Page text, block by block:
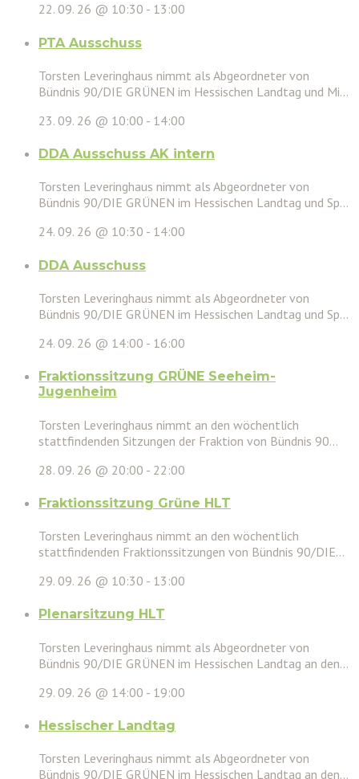
22. 09. 26 @ 10:30 - 13:00
PTA Ausschuss
Torsten Leveringhaus nimmt als Abgeordneter von
Bündnis 90/DIE GRÜNEN im Hessischen Landtag und Mi...
23. 09. 26 @ 10:00 - 14:00
DDA Ausschuss AK intern
Torsten Leveringhaus nimmt als Abgeordneter von
Bündnis 90/DIE GRÜNEN im Hessischen Landtag und Sp...
24. 09. 26 @ 10:30 - 14:00
DDA Ausschuss
Torsten Leveringhaus nimmt als Abgeordneter von
Bündnis 90/DIE GRÜNEN im Hessischen Landtag und Sp...
24. 09. 26 @ 14:00 - 16:00
Fraktionssitzung GRÜNE Seeheim-
Jugenheim
Torsten Leveringhaus nimmt an den wöchentlich
stattfindenden Sitzungen der Fraktion von Bündnis 90...
28. 09. 26 @ 20:00 - 22:00
Fraktionssitzung Grüne HLT
Torsten Leveringhaus nimmt an den wöchentlich
stattfindenden Fraktionssitzungen von Bündnis 90/DIE...
29. 09. 26 @ 10:30 - 13:00
Plenarsitzung HLT
Torsten Leveringhaus nimmt als Abgeordneter von
Bündnis 90/DIE GRÜNEN im Hessischen Landtag an den...
29. 09. 26 @ 14:00 - 19:00
Hessischer Landtag
Torsten Leveringhaus nimmt als Abgeordneter von
Bündnis 90/DIE GRÜNEN im Hessischen Landtag an den...